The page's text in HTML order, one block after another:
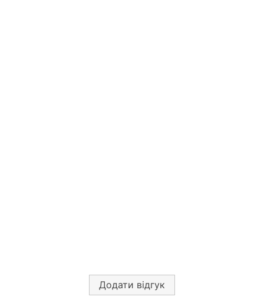
Додати відгук